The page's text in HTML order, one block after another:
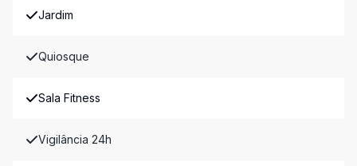
Jardim
Quiosque
Sala Fitness
Vigilância 24h